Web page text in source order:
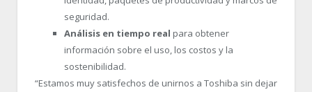
seguridad.
Análisis en tiempo real para obtener
información sobre el uso, los costos y la
sostenibilidad.
“Estamos muy satisfechos de unirnos a Toshiba sin dejar